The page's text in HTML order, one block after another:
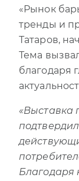
«Рынок
тренды и
Татаров,
Тема
благодаря
«Выставка